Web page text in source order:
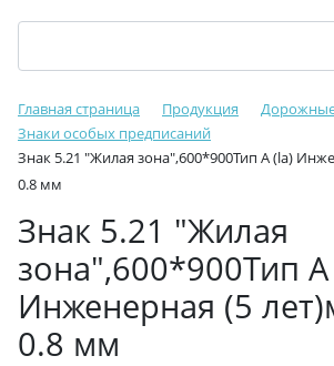
Главная страница Продукция
Знаки особых предписаний
Знак 5.21 "Жилaя зoнa",600*900Тип А (la)
0.8 мм
Знак 5.21 "Жилaя
зoнa",600*900Тип А
Инженерная (5
0.8 мм